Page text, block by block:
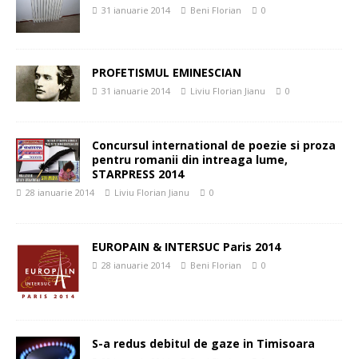
31 ianuarie 2014 Beni Florian 0
PROFETISMUL EMINESCIAN
31 ianuarie 2014 Liviu Florian Jianu 0
Concursul international de poezie si proza
pentru romanii din intreaga lume,
STARPRESS 2014
28 ianuarie 2014 Liviu Florian Jianu 0
EUROPAIN & INTERSUC Paris 2014
28 ianuarie 2014 Beni Florian 0
S-a redus debitul de gaze in Timisoara